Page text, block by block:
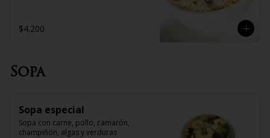
$4.200
Sopa
Sopa especial
Sopa con carne, pollo, camarón,
champiñón, algas y verduras